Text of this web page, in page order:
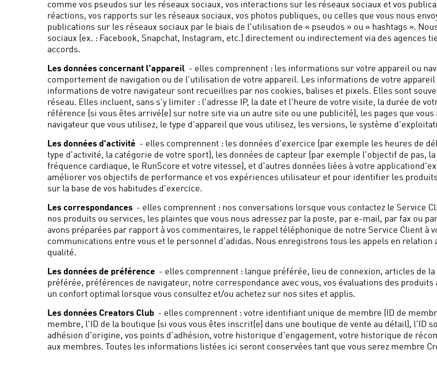
comme vos pseudos sur les réseaux sociaux, vos interactions sur les réseaux sociaux et vos
réactions, vos rapports sur les réseaux sociaux, vos photos publiques, ou celles que vous nous
publications sur les réseaux sociaux par le biais de l'utilisation de « pseudos » ou « hashtags ».
sociaux (ex. : Facebook, Snapchat, Instagram, etc.) directement ou indirectement via des agences
accords.
Les données concernant l'appareil - elles comprennent : les informations sur votre appareil ou
comportement de navigation ou de l'utilisation de votre appareil. Les informations de votre
informations de votre navigateur sont recueillies par nos cookies, balises et pixels. Elles sont
réseau. Elles incluent, sans s'y limiter : l'adresse IP, la date et l'heure de votre visite, la durée de
référence (si vous êtes arrivé(e) sur notre site via un autre site ou une publicité), les pages que
navigateur que vous utilisez, le type d'appareil que vous utilisez, les versions, le système
Les données d'activité - elles comprennent : les données d'exercice (par exemple les heures de
type d'activité, la catégorie de votre sport), les données de capteur (par exemple l'objectif de pas,
fréquence cardiaque, le RunScore et votre vitesse), et d'autres données liées à votre
améliorer vos objectifs de performance et vos expériences utilisateur et pour identifier les
sur la base de vos habitudes d'exercice.
Les correspondances - elles comprennent : nos conversations lorsque vous contactez le Service
nos produits ou services, les plaintes que vous nous adressez par la poste, par e-mail, par fax ou
avons préparées par rapport à vos commentaires, le rappel téléphonique de notre Service Client à
communications entre vous et le personnel d'adidas. Nous enregistrons tous les appels en relation
qualité.
Les données de préférence - elles comprennent : langue préférée, lieu de connexion, articles de
préférée, préférences de navigateur, notre correspondance avec vous, vos évaluations des
un confort optimal lorsque vous consultez et/ou achetez sur nos sites et applis.
Les données Creators Club - elles comprennent : votre identifiant unique de membre (ID de
membre, l'ID de la boutique (si vous vous êtes inscrit(e) dans une boutique de vente au détail), l'ID
adhésion d'origine, vos points d'adhésion, votre historique d'engagement, votre historique de
aux membres. Toutes les informations listées ici seront conservées tant que vous serez membre